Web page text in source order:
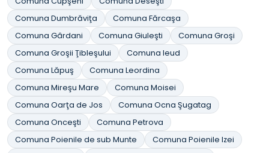
Comuna Dumbrăviţa
Comuna Fărcaşa
Comuna Gârdani
Comuna Giuleşti
Comuna Groşi
Comuna Groşii Ţibleşului
Comuna Ieud
Comuna Lăpuş
Comuna Leordina
Comuna Mireşu Mare
Comuna Moisei
Comuna Oarţa de Jos
Comuna Ocna Şugatag
Comuna Onceşti
Comuna Petrova
Comuna Poienile de sub Munte
Comuna Poienile Izei